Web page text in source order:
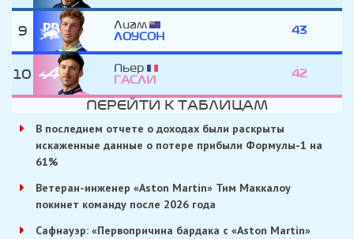
9
Лиам
ЛОУСОН
43
10
Пьер
ГАСЛИ
42
ПЕРЕЙТИ К ТАБЛИЦАМ
В последнем отчете о доходах были раскрыты
искаженные данные о потере прибыли Формулы-1 на
61%
Ветеран-инженер «Aston Martin» Тим Маккалоу
покинет команду после 2026 года
Сафнауэр: «Первопричина бардака с «Aston Martin»